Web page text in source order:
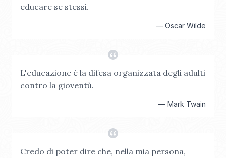
educare se stessi.
— Oscar Wilde
L'educazione è la difesa organizzata degli adulti
contro la gioventù.
— Mark Twain
Credo di poter dire che, nella mia persona,